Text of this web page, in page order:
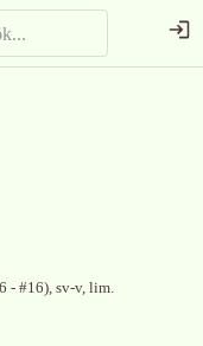
- #16), sv-v, lim.